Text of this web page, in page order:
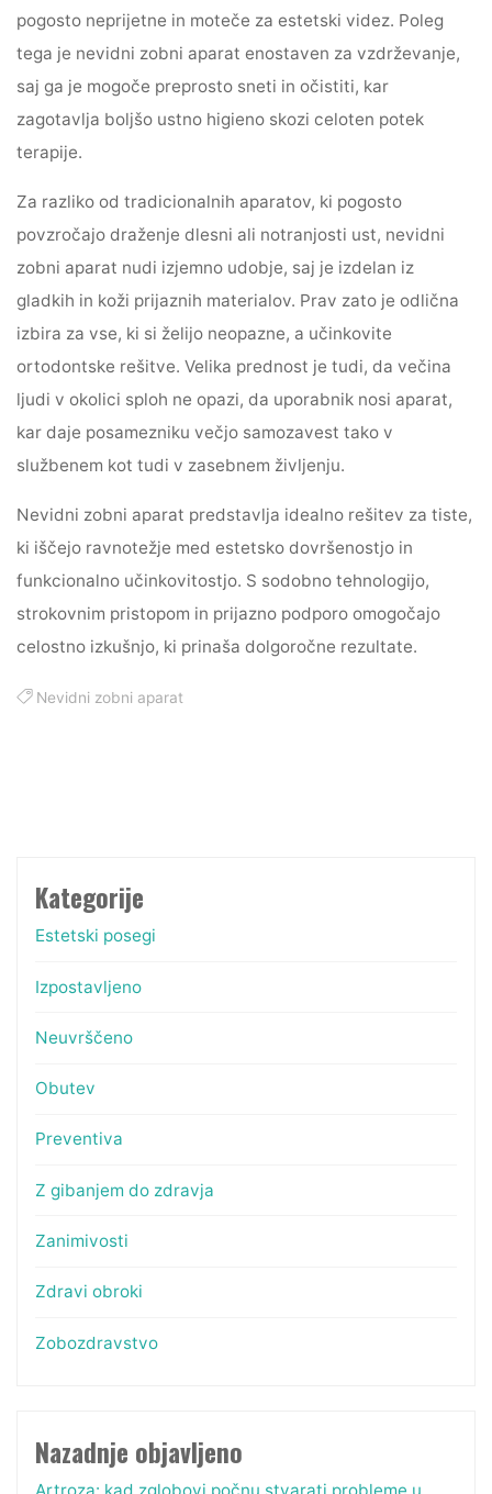
pogosto neprijetne in moteče za estetski videz. Poleg
tega je nevidni zobni aparat enostaven za vzdrževanje,
saj ga je mogoče preprosto sneti in očistiti, kar
zagotavlja boljšo ustno higieno skozi celoten potek
terapije.
Za razliko od tradicionalnih aparatov, ki pogosto
povzročajo draženje dlesni ali notranjosti ust, nevidni
zobni aparat nudi izjemno udobje, saj je izdelan iz
gladkih in koži prijaznih materialov. Prav zato je odlična
izbira za vse, ki si želijo neopazne, a učinkovite
ortodontske rešitve. Velika prednost je tudi, da večina
ljudi v okolici sploh ne opazi, da uporabnik nosi aparat,
kar daje posamezniku večjo samozavest tako v
službenem kot tudi v zasebnem življenju.
Nevidni zobni aparat predstavlja idealno rešitev za tiste,
ki iščejo ravnotežje med estetsko dovršenostjo in
funkcionalno učinkovitostjo. S sodobno tehnologijo,
strokovnim pristopom in prijazno podporo omogočajo
celostno izkušnjo, ki prinaša dolgoročne rezultate.
Nevidni zobni aparat
Kategorije
Estetski posegi
Izpostavljeno
Neuvrščeno
Obutev
Preventiva
Z gibanjem do zdravja
Zanimivosti
Zdravi obroki
Zobozdravstvo
Nazadnje objavljeno